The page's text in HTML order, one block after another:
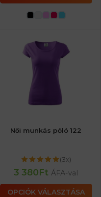
Női munkás póló 122
(3x)
3 380Ft ÁFA-val
OPCIÓK VÁLASZTÁSA